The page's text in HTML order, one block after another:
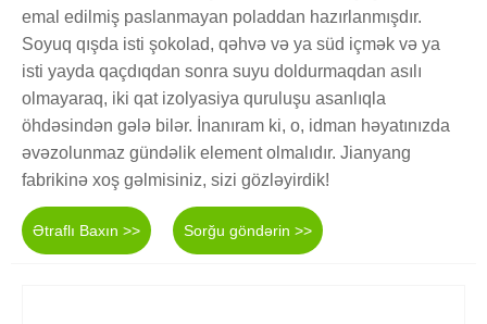
emal edilmiş paslanmayan poladdan hazırlanmışdır.
Soyuq qışda isti şokolad, qəhvə və ya süd içmək və ya
isti yayda qaçdıqdan sonra suyu doldurmaqdan asılı
olmayaraq, iki qat izolyasiya quruluşu asanlıqla
öhdəsindən gələ bilər. İnanıram ki, o, idman həyatınızda
əvəzolunmaz gündəlik element olmalıdır. Jianyang
fabrikinə xoş gəlmisiniz, sizi gözləyirdik!
Ətraflı Baxın >> Sorğu göndərin >>